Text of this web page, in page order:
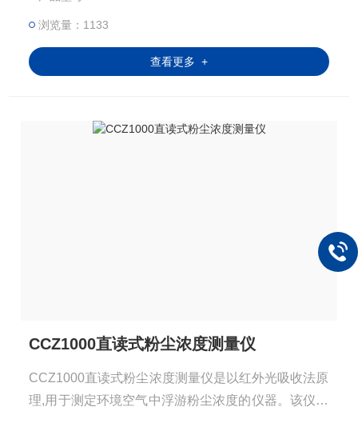
浏览量：1133
查看更多 +
CCZ1000直读式粉尘浓度测量仪
CCZ1000直读式粉尘浓度测量仪是以红外光吸收法原
理,用于测定环境空气中浮游粉尘浓度的仪器。该仪器